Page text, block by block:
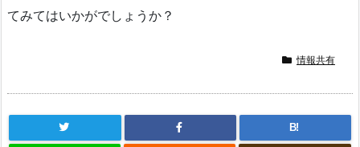
てみてはいかがでしょうか？
情報共有
B!